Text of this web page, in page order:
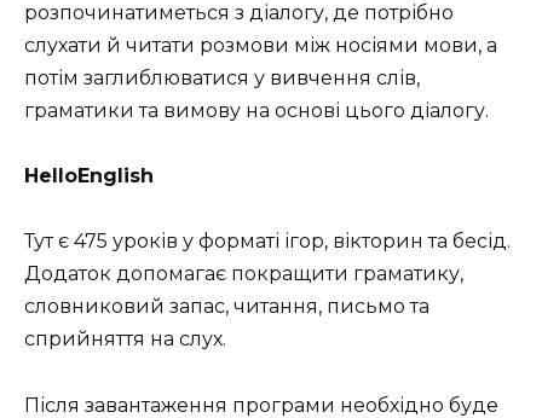
розпочинатиметься з діалогу, де потрібно
слухати й читати розмови між носіями мови, а
потім заглиблюватися у вивчення слів,
граматики та вимову на основі цього діалогу.
HelloEnglish
Тут є 475 уроків у форматі ігор, вікторин та бесід.
Додаток допомагає покращити граматику,
словниковий запас, читання, письмо та
сприйняття на слух.
Після завантаження програми необхідно буде